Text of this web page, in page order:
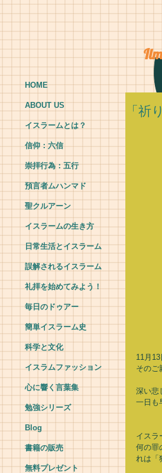
HOME
ABOUT US
イスラームとは？
信仰：六信
崇拝行為：五行
預言者ムハンマド
聖クルアーン
イスラームの生き方
日常生活とイスラーム
誤解されるイスラーム
礼拝を始めてみよう！
毎日のドゥアー
簡単イスラーム史
科学と文化
イスラムファッション
心に響く言葉集
勉強シリーズ
Blog
書籍の販売
無料プレゼント
「祈
11月
そのご
深い悲
一日も
イスラ
何の罪
れは「